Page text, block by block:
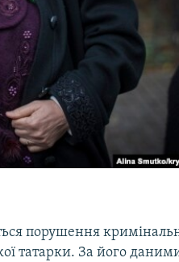
порушення
татарки. За його